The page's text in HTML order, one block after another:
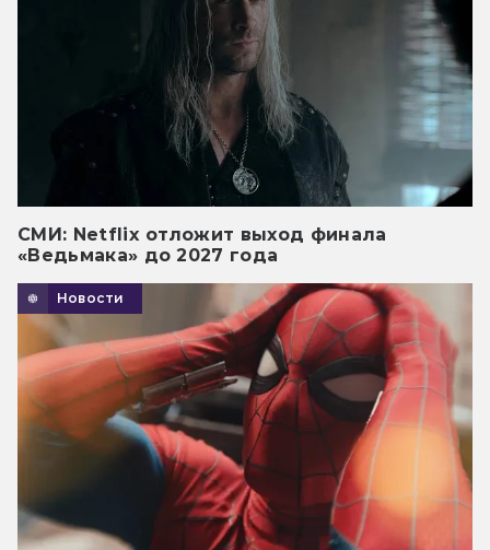
СМИ: Netflix отложит выход финала
«Ведьмака» до 2027 года
Новости